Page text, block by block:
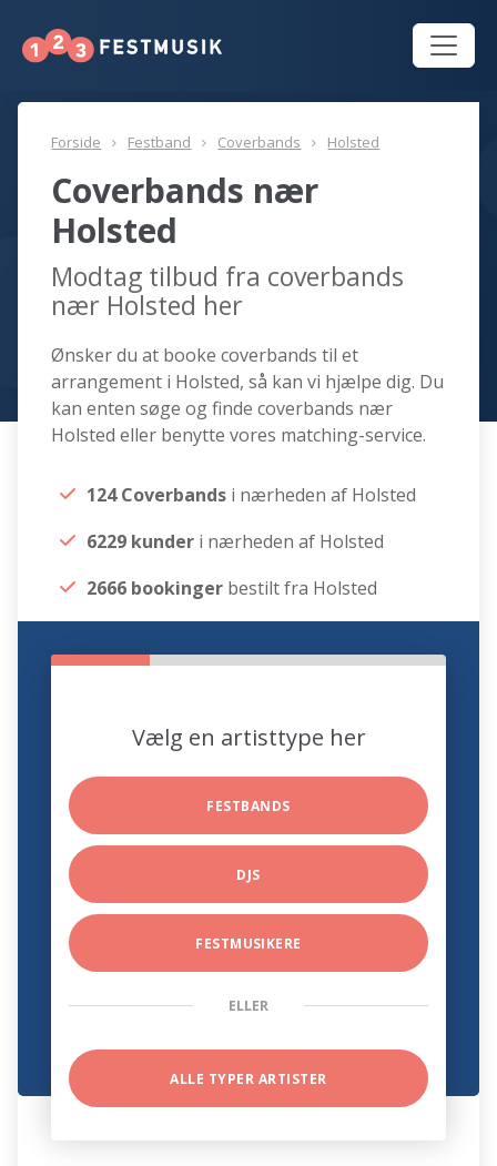
Forside Festband Coverbands Holsted
Coverbands nær
Holsted
Modtag tilbud fra coverbands
nær Holsted her
Ønsker du at booke coverbands til et
arrangement i Holsted, så kan vi hjælpe dig. Du
kan enten søge og finde coverbands nær
Holsted eller benytte vores matching-service.
124 Coverbands i nærheden af Holsted
6229 kunder i nærheden af Holsted
2666 bookinger bestilt fra Holsted
Vælg en artisttype her
FESTBANDS
DJS
FESTMUSIKERE
ELLER
ALLE TYPER ARTISTER